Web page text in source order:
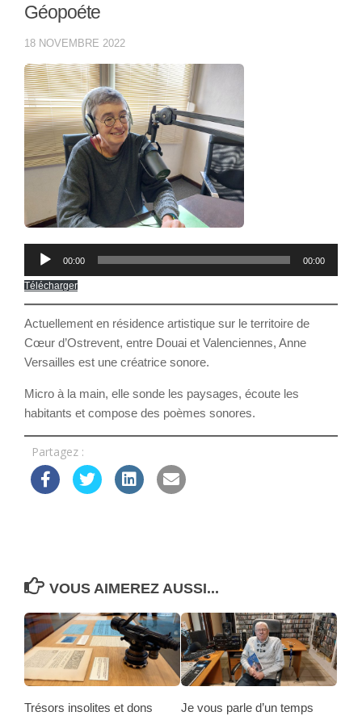
Géopoéte
18 NOVEMBRE 2022
Lecteur
00:00 00:00
Télécharger
Actuellement en résidence artistique sur le territoire de
Cœur d’Ostrevent, entre Douai et Valenciennes, Anne
Versailles est une créatrice sonore.
Micro à la main, elle sonde les paysages, écoute les
habitants et compose des poèmes sonores.
Partagez :
VOUS AIMEREZ AUSSI...
Trésors insolites et dons
Je vous parle d’un temps